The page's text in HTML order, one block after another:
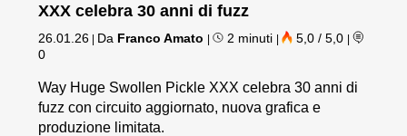
XXX celebra 30 anni di fuzz
26.01.26 | Da Franco Amato | 2 minuti | 5,0 / 5,0 |
0
Way Huge Swollen Pickle XXX celebra 30 anni di
fuzz con circuito aggiornato, nuova grafica e
produzione limitata.